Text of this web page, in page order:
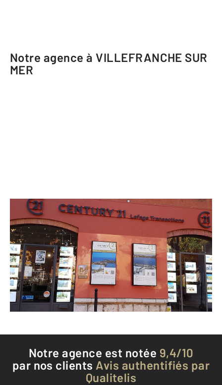
Notre agence à VILLEFRANCHE SUR
MER
CENTURY 21 Lafage Transactions
13 avenue Sadi Carnot
VILLEFRANCHE SUR MER - 06230
Envoyer un message
Téléphoner à l'agence
Notre agence est notée 9,4/10
par nos clients Avis authentifiés par
Qualitelis